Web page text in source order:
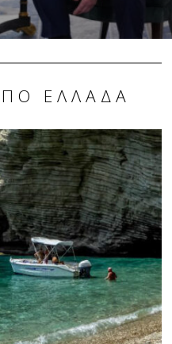
ΕΛΛΆΔΑ